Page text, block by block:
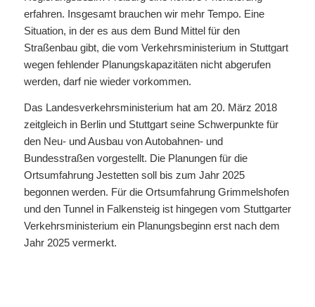
erfahren. Insgesamt brauchen wir mehr Tempo. Eine
Situation, in der es aus dem Bund Mittel für den
Straßenbau gibt, die vom Verkehrsministerium in Stuttgart
wegen fehlender Planungskapazitäten nicht abgerufen
werden, darf nie wieder vorkommen.
Das Landesverkehrsministerium hat am 20. März 2018
zeitgleich in Berlin und Stuttgart seine Schwerpunkte für
den Neu- und Ausbau von Autobahnen- und
Bundesstraßen vorgestellt. Die Planungen für die
Ortsumfahrung Jestetten soll bis zum Jahr 2025
begonnen werden. Für die Ortsumfahrung Grimmelshofen
und den Tunnel in Falkensteig ist hingegen vom Stuttgarter
Verkehrsministerium ein Planungsbeginn erst nach dem
Jahr 2025 vermerkt.